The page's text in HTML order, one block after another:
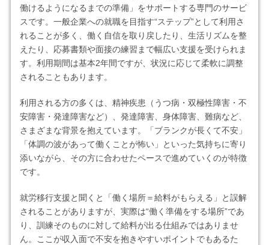
働けるようになるまでの準備」をサポートする専門のサービ
スです。一般企業への就職を目指す“ステップ”として利用さ
れることが多く、働く自信を取り戻したり、生活リズムを整
えたり、応募書類や面接の練習まで幅広い支援を受けられま
す。利用期間は基本2年間ですが、状況に応じて柔軟に調整
されることもあります。
利用される方の多くは、精神疾患（うつ病・双極性障害・不
安障害・発達障害など）、発達障害、身体障害、難病など、
さまざまな背景を抱えています。「ブランクが長くて不安」
「体調の波があって働くことが怖い」といった気持ちに寄り
添いながら、その方に合わせたペースで進めていくのが特徴
です。
就労移行支援と聞くと「働く場所＝給料がもらえる」と誤解
されることがありますが、実際は“働く準備をする場所”であ
り、訓練そのものに対して給料が出る仕組みではありませ
ん。ここが収入面で不安を抱きやすいポイントでもあるた